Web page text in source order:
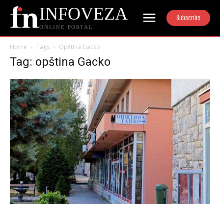
INFOVEZA
ONLINE PORTAL
Subscribe
Home Tags Opština Gacko
Tag: opština Gacko